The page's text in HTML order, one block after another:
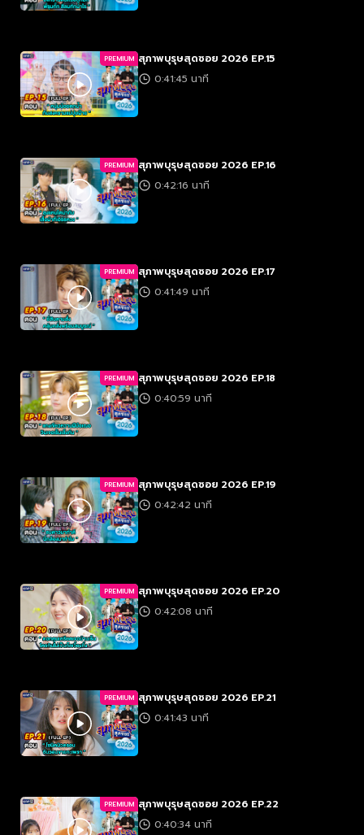
PREMIUM สุภาพบุรุษสุดซอย 2026 EP.15
0:41:45 นาที
PREMIUM สุภาพบุรุษสุดซอย 2026 EP.16
0:42:16 นาที
PREMIUM สุภาพบุรุษสุดซอย 2026 EP.17
0:41:49 นาที
PREMIUM สุภาพบุรุษสุดซอย 2026 EP.18
0:40:59 นาที
PREMIUM สุภาพบุรุษสุดซอย 2026 EP.19
0:42:42 นาที
PREMIUM สุภาพบุรุษสุดซอย 2026 EP.20
0:42:08 นาที
PREMIUM สุภาพบุรุษสุดซอย 2026 EP.21
0:41:43 นาที
PREMIUM สุภาพบุรุษสุดซอย 2026 EP.22
0:40:34 นาที